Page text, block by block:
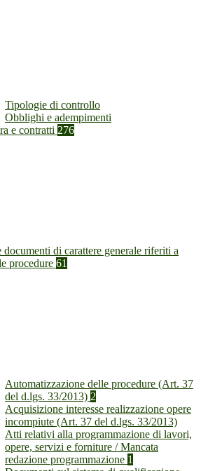
Tipologie di controllo
Obblighi e adempimenti
e contratti 276
documenti di carattere generale riferiti a
procedure 61
Automatizzazione delle procedure (Art. 37
del d.lgs. 33/2013) 2
Acquisizione interesse realizzazione opere
incompiute (Art. 37 del d.lgs. 33/2013)
Atti relativi alla programmazione di lavori,
opere, servizi e forniture / Mancata
redazione programmazione 1